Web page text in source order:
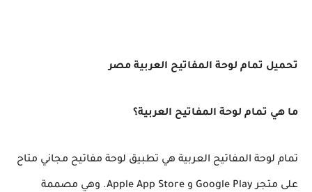
تحميل تمام لوحة المفاتيح العربية مصر
ما هي تمام لوحة المفاتيح العربية؟
تمام لوحة المفاتيح العربية هي تطبيق لوحة مفاتيح مجاني متاح
على متجر Google Play و Apple App Store. وهي مصممة